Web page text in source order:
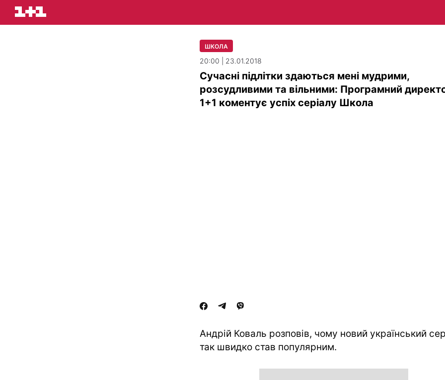
ШКОЛА
20:00 | 23.01.2018
Сучасні підлітки здаються мені мудрими,
розсудливими та вільними: Програмний
1+1 коментує успіх серіалу Школа
Андрій Коваль розповів, чому новий український
так швидко став популярним.